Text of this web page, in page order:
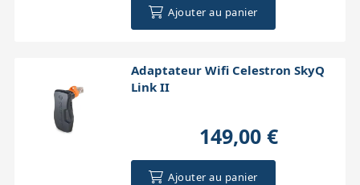
Ajouter au panier
Adaptateur Wifi Celestron SkyQ
Link II
149,00 €
Ajouter au panier